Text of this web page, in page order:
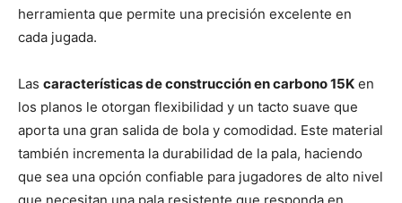
herramienta que permite una precisión excelente en
cada jugada.
Las características de construcción en carbono 15K en
los planos le otorgan flexibilidad y un tacto suave que
aporta una gran salida de bola y comodidad. Este material
también incrementa la durabilidad de la pala, haciendo
que sea una opción confiable para jugadores de alto nivel
que necesitan una pala resistente que responda en